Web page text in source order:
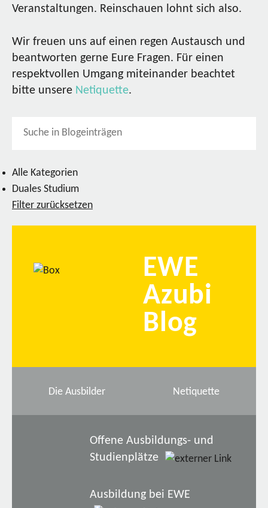
Veranstaltungen. Reinschauen lohnt sich also.
Wir freuen uns auf einen regen Austausch und
beantworten gerne Eure Fragen. Für einen
respektvollen Umgang miteinander beachtet
bitte unsere Netiquette.
Alle Kategorien
Duales Studium
Filter zurücksetzen
EWE
Azubi
Blog
Die Ausbilder Netiquette
Offene Ausbildungs- und
Studienplätze
Ausbildung bei EWE